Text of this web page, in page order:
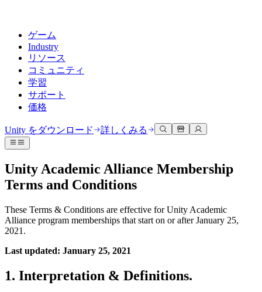
ゲーム
Industry
リソース
コミュニティ
学習
サポート
価格
Unityエンジン
任意のプラットフォーム向けに2Dおよび3Dゲームを構築
共同作業
Unity をダウンロード
デプロイ
マルチプラットフォーム
3Dコラボレーション
リアルタイムで3Dプロジェクトを構築およびレビューする
没入型トレーニング
顧客体験
業界
製造業
ドキュメント
公式ユーザーマニュアルとAPIリファレンス
リリースバージョンと問題追跡
ロードマップ
今後の機能をレビューする
用語集
ディスカッション
議論、問題解決、つながる
グローバルおよびローカルイベント
コミュニティストーリー
Made with Unity
Unityクリエイターの紹介
ライブストリーム
Unity Learn
プロフェッショナルトレーニング
Unity初心者向け
スタートガイド
学習を開始しましょう
Unityエッセンシャルパスウェイ
ヘルプを得る
Unityで成功するためのサポート
Success Plan
FAQ
よくある質問への回答
私たちのチームに連絡する
Unity をダウンロード 詳しくみる
Unity Academic Alliance Membership
Terms and Conditions
These Terms & Conditions are effective for Unity Academic
Alliance program memberships that start on or after January 25,
2021.
Last updated: January 25, 2021
1. Interpretation & Definitions.